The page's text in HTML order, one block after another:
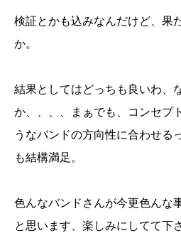
検証とかも込みなんだけど、果
か。
結果としてはどっちも良いわ、
か、、、、まぁでも、コンセプ
うなバンドの方向性に合わせる
も結構満足。
色んなバンドさんが今更色んな
と思います、楽しみにしてて下